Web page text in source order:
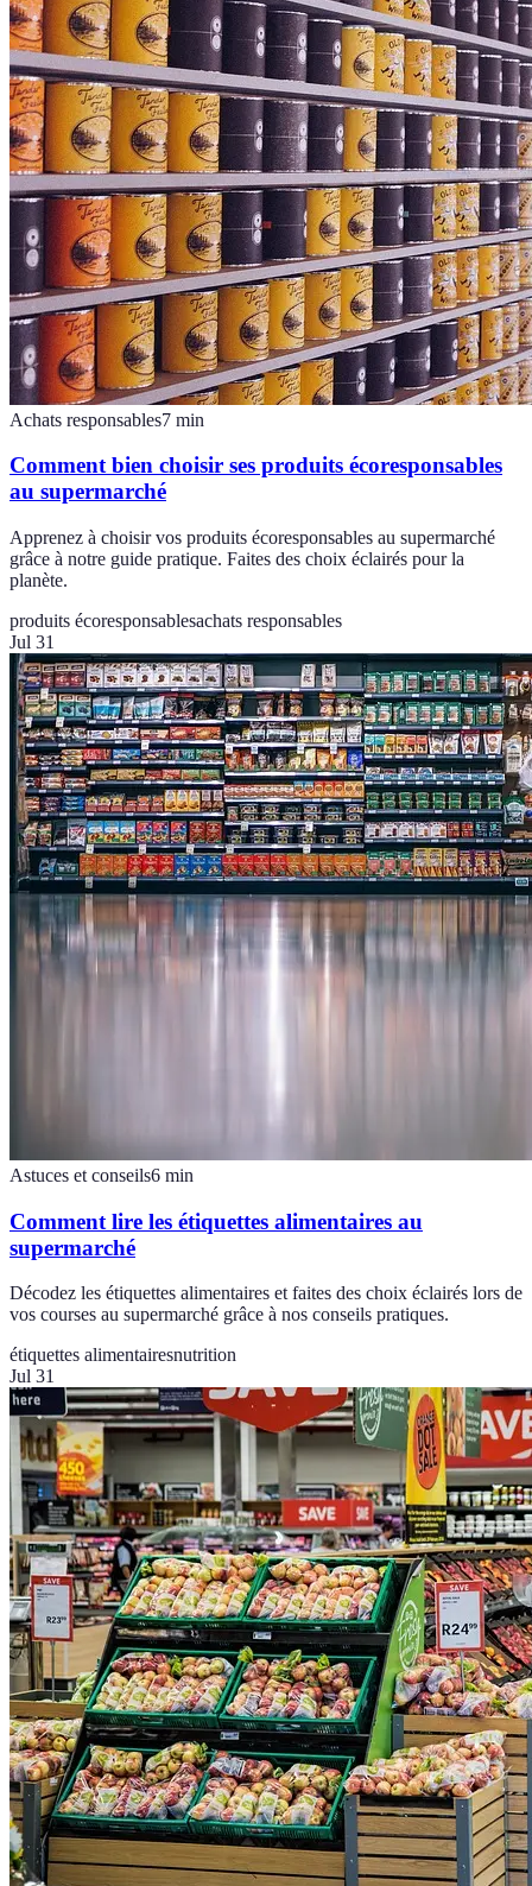
Achats responsables7 min
Comment bien choisir ses produits écoresponsables
au supermarché
Apprenez à choisir vos produits écoresponsables au supermarché
grâce à notre guide pratique. Faites des choix éclairés pour la
planète.
produits écoresponsablesachats responsables
Jul 31
Astuces et conseils6 min
Comment lire les étiquettes alimentaires au
supermarché
Décodez les étiquettes alimentaires et faites des choix éclairés lors de
vos courses au supermarché grâce à nos conseils pratiques.
étiquettes alimentairesnutrition
Jul 31